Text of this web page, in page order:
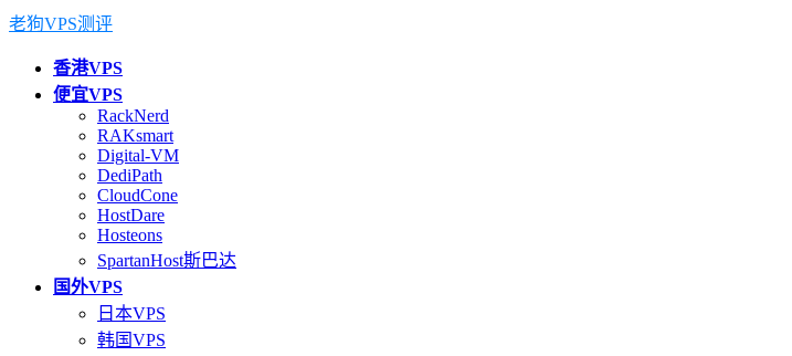
老狗VPS测评
香港VPS
便宜VPS
RackNerd
RAKsmart
Digital-VM
DediPath
CloudCone
HostDare
Hosteons
SpartanHost斯巴达
国外VPS
日本VPS
韩国VPS